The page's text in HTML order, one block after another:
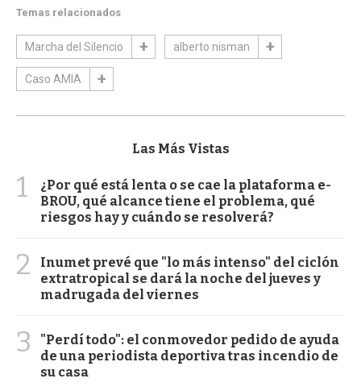
Temas relacionados
Marcha del Silencio alberto nisman
Caso AMIA
Las Más Vistas
1
¿Por qué está lenta o se cae la plataforma e-
BROU, qué alcance tiene el problema, qué
riesgos hay y cuándo se resolverá?
2
Inumet prevé que "lo más intenso" del ciclón
extratropical se dará la noche del jueves y
madrugada del viernes
3
"Perdí todo": el conmovedor pedido de ayuda
de una periodista deportiva tras incendio de
su casa